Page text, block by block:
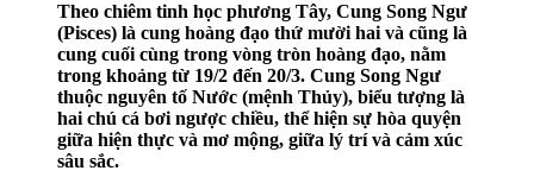
Theo chiêm tinh học phương Tây, Cung Song Ngư
(Pisces) là cung hoàng đạo thứ mười hai và cũng là
cung cuối cùng trong vòng tròn hoàng đạo, nằm
trong khoảng từ 19/2 đến 20/3. Cung Song Ngư
thuộc nguyên tố Nước (mệnh Thủy), biểu tượng là
hai chú cá bơi ngược chiều, thể hiện sự hòa quyện
giữa hiện thực và mơ mộng, giữa lý trí và cảm xúc
sâu sắc.